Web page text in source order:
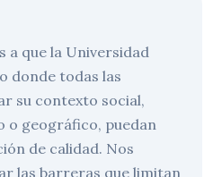
a que la Universidad
donde todas las
su contexto social,
o geográfico, puedan
de calidad. Nos
las barreras que limitan